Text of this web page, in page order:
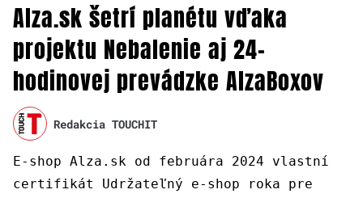
Alza.sk šetrí planétu vďaka
projektu Nebalenie aj 24-
hodinovej prevádzke AlzaBoxov
Redakcia TOUCHIT
E-shop Alza.sk od februára 2024 vlastní
certifikát Udržateľný e-shop roka pre